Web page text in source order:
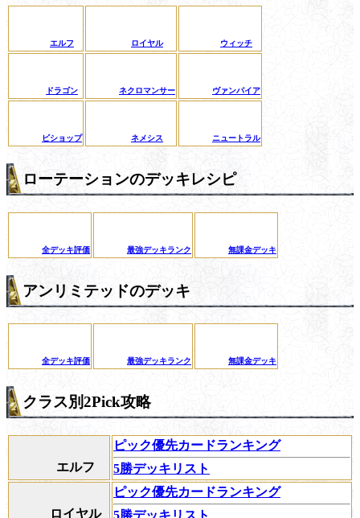
エルフ ロイヤル ウィッチ
ドラゴン ネクロマンサー ヴァンパイア
ビショップ ネメシス ニュートラル
ローテーションのデッキレシピ
全デッキ評価 最強デッキランク 無課金デッキ
アンリミテッドのデッキ
全デッキ評価 最強デッキランク 無課金デッキ
クラス別2Pick攻略
エルフ
ピック優先カードランキング
5勝デッキリスト
ロイヤル
ピック優先カードランキング
5勝デッキリスト